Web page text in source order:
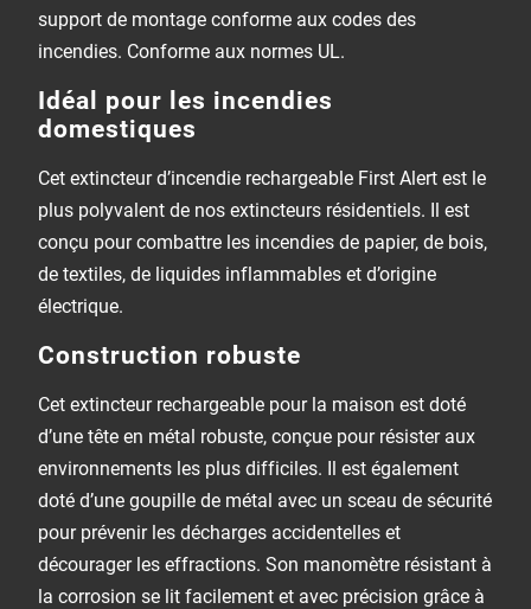
support de montage conforme aux codes des
incendies. Conforme aux normes UL.
Idéal pour les incendies
domestiques
Cet extincteur d’incendie rechargeable First Alert est le
plus polyvalent de nos extincteurs résidentiels. Il est
conçu pour combattre les incendies de papier, de bois,
de textiles, de liquides inflammables et d’origine
électrique.
Construction robuste
Cet extincteur rechargeable pour la maison est doté
d’une tête en métal robuste, conçue pour résister aux
environnements les plus difficiles. Il est également
doté d’une goupille de métal avec un sceau de sécurité
pour prévenir les décharges accidentelles et
décourager les effractions. Son manomètre résistant à
la corrosion se lit facilement et avec précision grâce à